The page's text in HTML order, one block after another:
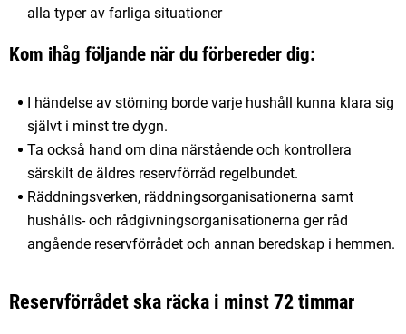
alla typer av farliga situationer
Kom ihåg följande när du förbereder dig:
I händelse av störning borde varje hushåll kunna klara sig
självt i minst tre dygn.
Ta också hand om dina närstående och kontrollera
särskilt de äldres reservförråd regelbundet.
Räddningsverken, räddningsorganisationerna samt
hushålls- och rådgivningsorganisationerna ger råd
angående reservförrådet och annan beredskap i hemmen.
Reservförrådet ska räcka i minst 72 timmar